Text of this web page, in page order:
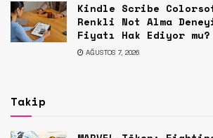
Kindle Scribe
Renkli Not Alma
Fiyatı Hak Ediyor mu?
AĞUSTOS 7, 2026
Takip